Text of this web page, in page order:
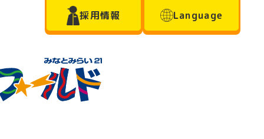
採用情報 Language